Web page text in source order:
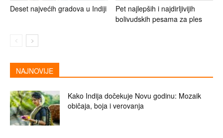
Deset najvećih gradova u Indiji
Pet najlepših i najdirljivijih
bolivudskih pesama za ples
NAJNOVIJE
Kako Indija dočekuje Novu godinu: Mozaik
običaja, boja i verovanja